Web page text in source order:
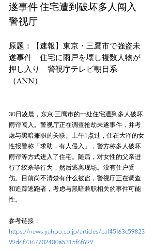
遂事件 住宅遭到破坏多人闯入
警视厅
原题：【速報】東京・三鷹市で強盗未
遂事件　住宅に雨戸を壊し複数人物が
押し入り　警視庁テレビ朝日系
30日凌晨，东京·三鹰市的一处住宅遭到多人破坏
雨帘闯入。警视厅正在调查抢劫未遂事件，并考
虑与黑暗兼职的关联。上午1点过，住在大泽的女
性报警称「求助，有人侵入」，警方称多人破坏
雨帘等方式进入了住宅。随后，对女性的父亲进
行了绞杀等行为，然后逃离现场。没有住户受
伤。目前尚不清楚有什么被盗，警视厅正在调查
和追踪逃跑者，考虑与黑暗兼职相关的事件可能
参考链接：
https://news.yahoo.co.jp/articles/caf45f63c59823
99d6f7367702400a5315f6f699